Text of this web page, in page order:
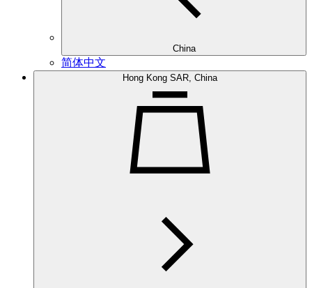
China
简体中文
Hong Kong SAR, China